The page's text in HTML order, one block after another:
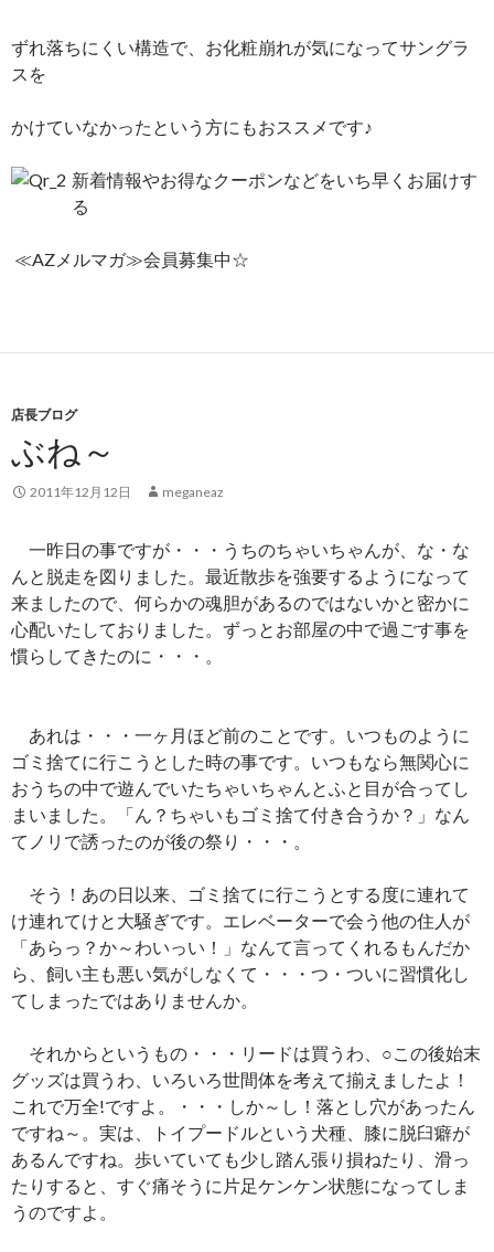
ずれ落ちにくい構造で、お化粧崩れが気になってサングラ
スを
かけていなかったという方にもおススメです♪
新着情報やお得なクーポンなどをいち早くお届けす
る
≪AZメルマガ≫会員募集中☆
店長ブログ
ぶね～
2011年12月12日 meganeaz
一昨日の事ですが・・・うちのちゃいちゃんが、な・な
んと脱走を図りました。最近散歩を強要するようになって
来ましたので、何らかの魂胆があるのではないかと密かに
心配いたしておりました。ずっとお部屋の中で過ごす事を
慣らしてきたのに・・・。
あれは・・・一ヶ月ほど前のことです。いつものように
ゴミ捨てに行こうとした時の事です。いつもなら無関心に
おうちの中で遊んでいたちゃいちゃんとふと目が合ってし
まいました。「ん？ちゃいもゴミ捨て付き合うか？」なん
てノリで誘ったのが後の祭り・・・。
そう！あの日以来、ゴミ捨てに行こうとする度に連れて
け連れてけと大騒ぎです。エレベーターで会う他の住人が
「あらっ？か～わいっい！」なんて言ってくれるもんだか
ら、飼い主も悪い気がしなくて・・・つ・ついに習慣化し
てしまったではありませんか。
それからというもの・・・リードは買うわ、○この後始末
グッズは買うわ、いろいろ世間体を考えて揃えましたよ！
これで万全!ですよ。・・・しか～し！落とし穴があったん
ですね～。実は、トイプードルという犬種、膝に脱臼癖が
あるんですね。歩いていても少し踏ん張り損ねたり、滑っ
たりすると、すぐ痛そうに片足ケンケン状態になってしま
うのですよ。